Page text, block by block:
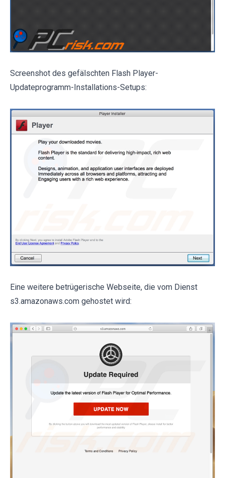
Screenshot des gefälschten Flash Player-
Updateprogramm-Installations-Setups:
Eine weitere betrügerische Webseite, die vom Dienst
s3.amazonaws.com gehostet wird: